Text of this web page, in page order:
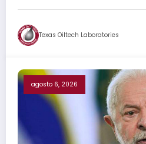
Texas Oiltech Laboratories
agosto 6, 2026